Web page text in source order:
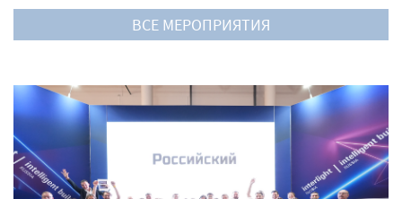
ВСЕ МЕРОПРИЯТИЯ